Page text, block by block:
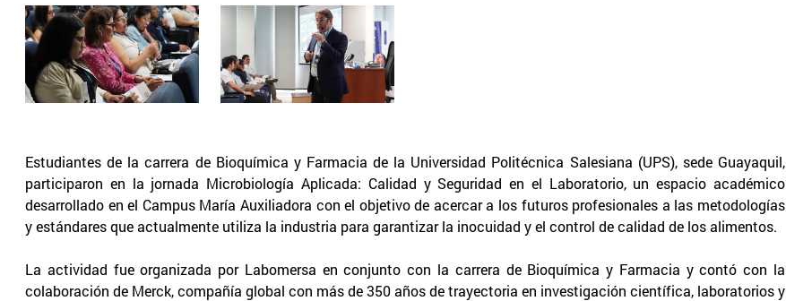
Estudiantes de la carrera de Bioquímica y Farmacia de la Universidad Politécnica Salesiana (UPS), sede Guayaquil,
participaron en la jornada Microbiología Aplicada: Calidad y Seguridad en el Laboratorio, un espacio académico
desarrollado en el Campus María Auxiliadora con el objetivo de acercar a los futuros profesionales a las metodologías
y estándares que actualmente utiliza la industria para garantizar la inocuidad y el control de calidad de los alimentos.
La actividad fue organizada por Labomersa en conjunto con la carrera de Bioquímica y Farmacia y contó con la
colaboración de Merck, compañía global con más de 350 años de trayectoria en investigación científica, laboratorios y